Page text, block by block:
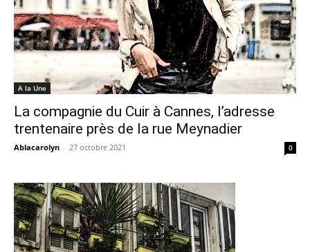
A la Une
La compagnie du Cuir à Cannes, l’adresse
trentenaire près de la rue Meynadier
Ablacarolyn - 27 octobre 2021 0